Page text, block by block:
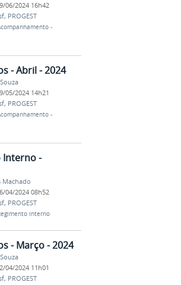
06/2024 16h42
, PROGEST
-
- Abril - 2024
05/2024 14h21
, PROGEST
-
Interno -
Machado
04/2024 08h52
, PROGEST
Interno
- Março - 2024
04/2024 11h01
, PROGEST